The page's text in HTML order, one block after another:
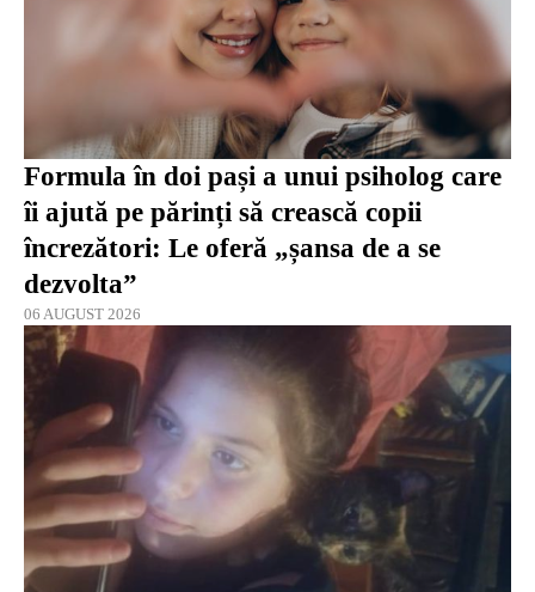
Formula în doi pași a unui psiholog care
îi ajută pe părinți să crească copii
încrezători: Le oferă „șansa de a se
dezvolta”
06 AUGUST 2026